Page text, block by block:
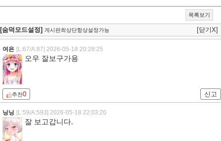
목록보기
[숨덕모드설정] 게시판최상단항상설정가능 [닫기X]
여은 [L:67/A:87] 2026-05-18 20:28:25
오우 잘보구가용
추천0 신고
닝닝 [L:59/A:593] 2026-05-18 22:03:20
잘 보고갑니다.